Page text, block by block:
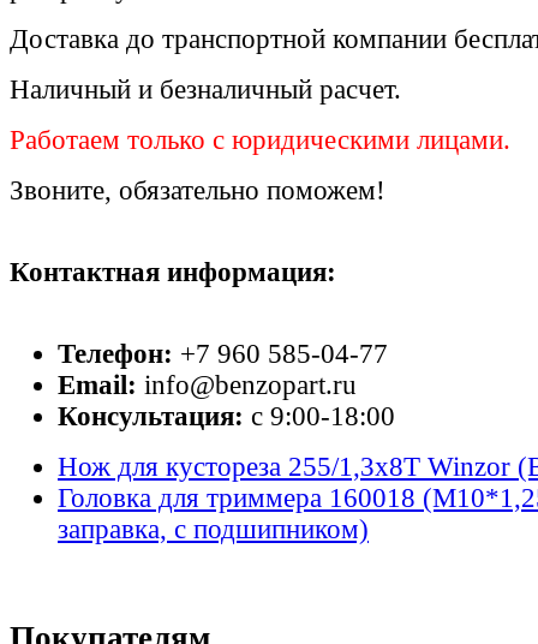
Доставка до транспортной компании
Наличный и безналичный расчет.
Работаем только с юридическими лицами.
Звоните, обязательно поможем!
Контактная информация:
Телефон: +7 960 585-04-77
Email: info@benzopart.ru
Консультация: с 9:00-18:00
Нож для кустореза 255/1,3x8T Winzor
Головка для триммера 160018
заправка, с подшипником)